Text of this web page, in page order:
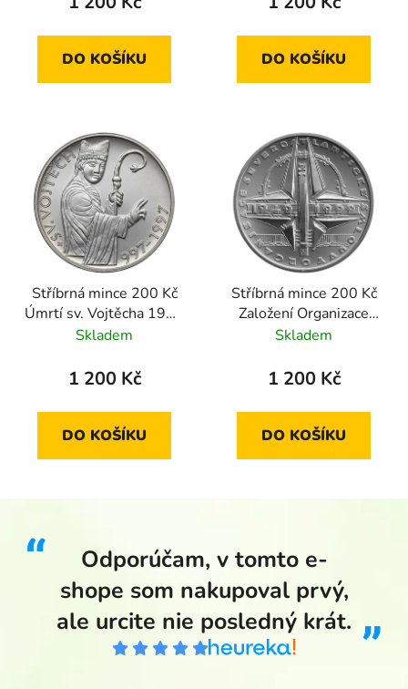
DO KOŠÍKU DO KOŠÍKU
Stříbrná mince 200 Kč
Úmrtí sv. Vojtěcha 1997
standard
Skladem
1 200 Kč
DO KOŠÍKU
Stříbrná mince 200 Kč
Založení Organizace
Severoatlantické
standard
Skladem
1 200 Kč
DO KOŠÍKU
Odporúčam, v tomto e-
shope som nakupoval prvý,
ale urcite nie posledný krát.